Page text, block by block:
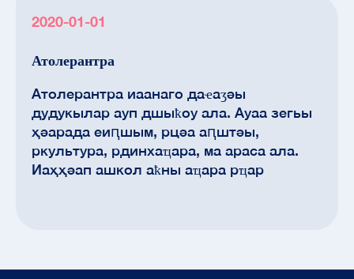
2020-01-01
Атолерантра
Атолерантра иаанаго даҽаӡәы
дудукылар ауп дшыҟоу ала. Ауаа зегьы
ҳәарада еиԥшым, рцәа аԥштәы,
ркультура, рдинхаҵара, ма араса ала.
Иаҳҳәап ашкол аҟны аҵара рҵар